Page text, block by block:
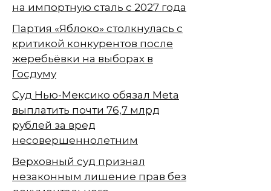
на импортную сталь с 2027 года
Партия «Яблоко» столкнулась с
критикой конкурентов после
жеребьёвки на выборах в
Госдуму
Суд Нью-Мексико обязал Meta
выплатить почти 76,7 млрд
рублей за вред
несовершеннолетним
Верховный суд признал
незаконным лишение прав без